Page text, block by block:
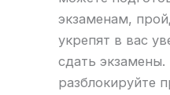
экзаменам,
укрепят в вас
сдать экзамены.
разблокируйте